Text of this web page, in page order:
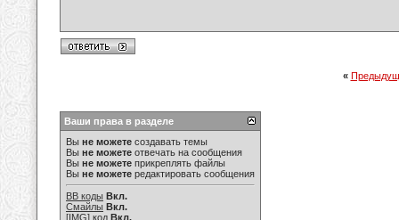
«
Ваши права в разделе
Вы не можете создавать темы
Вы не можете отвечать на сообщения
Вы не можете прикреплять файлы
Вы не можете редактировать сообщения
BB коды Вкл.
Смайлы Вкл.
[IMG] код Вкл.